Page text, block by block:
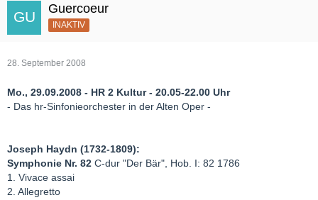
Guercoeur
INAKTIV
28. September 2008
Mo., 29.09.2008 - HR 2 Kultur - 20.05-22.00 Uhr
- Das hr-Sinfonieorchester in der Alten Oper -
Joseph Haydn (1732-1809):
Symphonie Nr. 82 C-dur "Der Bär", Hob. I: 82 1786
1. Vivace assai
2. Allegretto